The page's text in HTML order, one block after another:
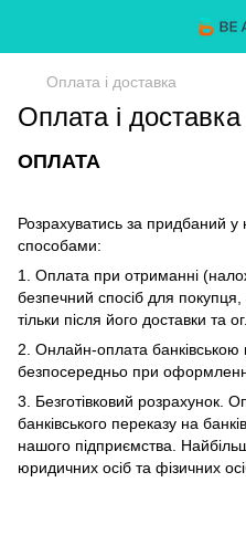
Оплата і доставка
Оплата і доставка
ОПЛАТА
Розрахуватись за придбаний
способами:
1. Оплата при отриманні
безпечний спосіб для
тільки після його доставки та
2. Онлайн-оплата банківською
безпосередньо при
3. Безготівковий розрахунок.
банківського переказу на
нашого підприємства.
юридичних осіб та фізичних